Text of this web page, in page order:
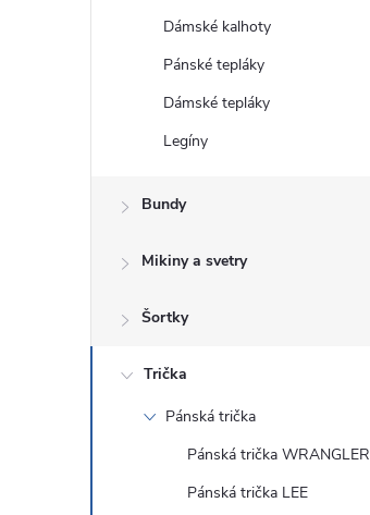
Dámské kalhoty
Pánské tepláky
Dámské tepláky
Legíny
Bundy
Mikiny a svetry
Šortky
Trička
Pánská trička
Pánská trička WRANGLER
Pánská trička LEE